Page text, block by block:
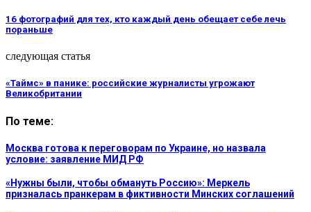
16 фотографий для тех, кто каждый день обещает себе лечь
пораньше
следующая статья
«Таймс» в панике: российские журналисты угрожают
Великобритании
По теме:
Москва готова к переговорам по Украине, но назвала
условие: заявление МИД РФ
«Нужны были, чтобы обмануть Россию»: Меркель
призналась пранкерам в фиктивности Минских соглашений